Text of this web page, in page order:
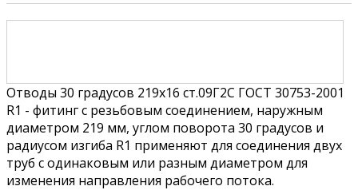
Отводы 30 градусов 219х16 ст.09Г2С ГОСТ 30753-2001
R1 - фитинг с резьбовым соединением, наружным
диаметром 219 мм, углом поворота 30 градусов и
радиусом изгиба R1 применяют для соединения двух
труб с одинаковым или разным диаметром для
изменения направления рабочего потока.